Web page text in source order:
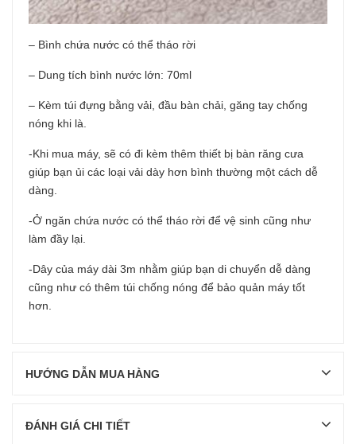
– Bình chứa nước có thể tháo rời
– Dung tích bình nước lớn: 70ml
– Kèm túi đựng bằng vải, đầu bàn chải, găng tay chống
nóng khi là.
-Khi mua máy, sẽ có đi kèm thêm thiết bị bàn răng cưa
giúp bạn ủi các loại vải dày hơn bình thường một cách dễ
dàng.
-Ở ngăn chứa nước có thể tháo rời để vệ sinh cũng như
làm đầy lại.
-Dây của máy dài 3m nhằm giúp bạn di chuyển dễ dàng
cũng như có thêm túi chống nóng để bảo quản máy tốt
hơn.
HƯỚNG DẪN MUA HÀNG
ĐÁNH GIÁ CHI TIẾT